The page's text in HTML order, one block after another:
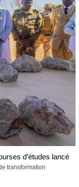
d’études lancé
transformation